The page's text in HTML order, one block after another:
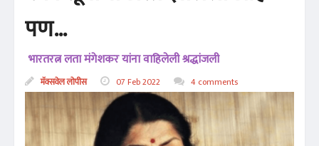
पण…
भारतरत्न लता मंगेशकर यांना वाहिलेली श्रद्धांजली
मॅक्सवेल लोपीस 07 Feb 2022 4 comments